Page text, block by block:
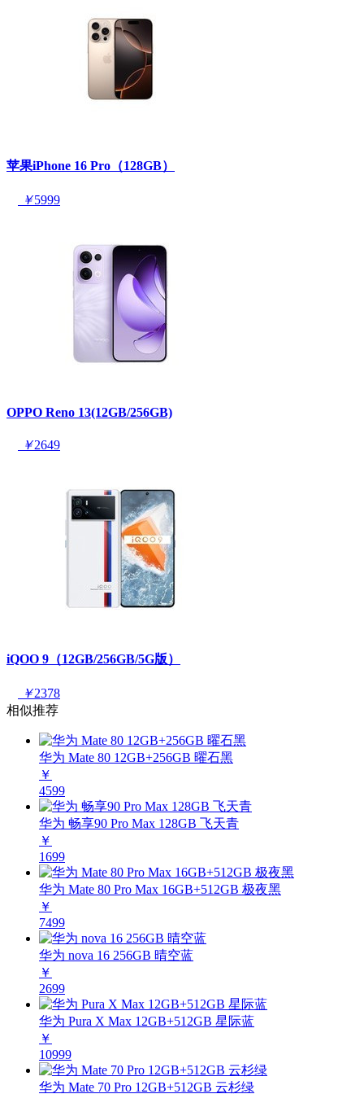
苹果iPhone 16 Pro（128GB）
￥5999
OPPO Reno 13(12GB/256GB)
￥2649
iQOO 9（12GB/256GB/5G版）
￥2378
相似推荐
华为 Mate 80 12GB+256GB 曜石黑
￥
4599
华为 畅享90 Pro Max 128GB 飞天青
￥
1699
华为 Mate 80 Pro Max 16GB+512GB 极夜黑
￥
7499
华为 nova 16 256GB 晴空蓝
￥
2699
华为 Pura X Max 12GB+512GB 星际蓝
￥
10999
华为 Mate 70 Pro 12GB+512GB 云杉绿